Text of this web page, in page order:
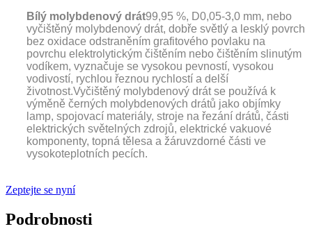
Bílý molybdenový drát99,95 %, D0,05-3,0 mm, nebo
vyčištěný molybdenový drát, dobře světlý a lesklý povrch
bez oxidace odstraněním grafitového povlaku na
povrchu elektrolytickým čištěním nebo čištěním slinutým
vodíkem, vyznačuje se vysokou pevností, vysokou
vodivostí, rychlou řeznou rychlostí a delší
životnost.Vyčištěný molybdenový drát se používá k
výměně černých molybdenových drátů jako objímky
lamp, spojovací materiály, stroje na řezání drátů, části
elektrických světelných zdrojů, elektrické vakuové
komponenty, topná tělesa a žáruvzdorné části ve
vysokoteplotních pecích.
Zeptejte se nyní
Podrobnosti